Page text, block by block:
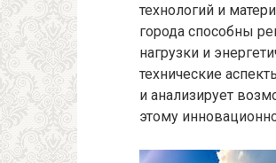
технологий и
города способны
нагрузки и
технические
и анализирует
этому